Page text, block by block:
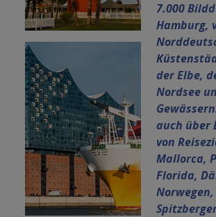
7.000
Hamburg,
der Elbe,
Nordsee
auch über
von
Mallorca,
Florida,